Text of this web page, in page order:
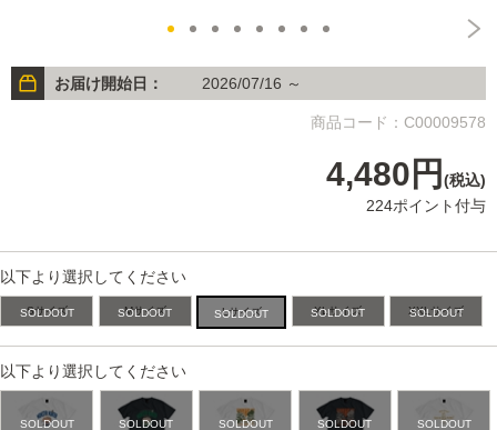
お届け開始日： 2026/07/16 ～
商品コード：C00009578
4,480円 (税込)
224ポイント付与
以下より選択してください
Sサイズ Mサイズ Lサイズ XLサイズ XXLサイズ
以下より選択してください